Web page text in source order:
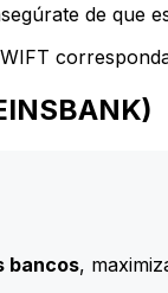
de que
bancos,